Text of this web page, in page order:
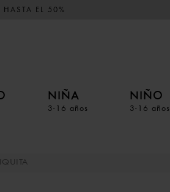
EL 50%
NIÑA
3-16 años
NIÑO
3-16 años